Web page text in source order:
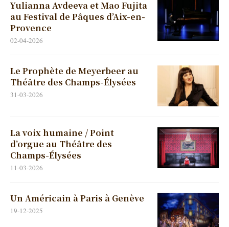
Yulianna Avdeeva et Mao Fujita
au Festival de Pâques d’Aix-en-
Provence
02-04-2026
Le Prophète de Meyerbeer au
Théâtre des Champs-Élysées
31-03-2026
La voix humaine / Point
d’orgue au Théâtre des
Champs-Élysées
11-03-2026
Un Américain à Paris à Genève
19-12-2025